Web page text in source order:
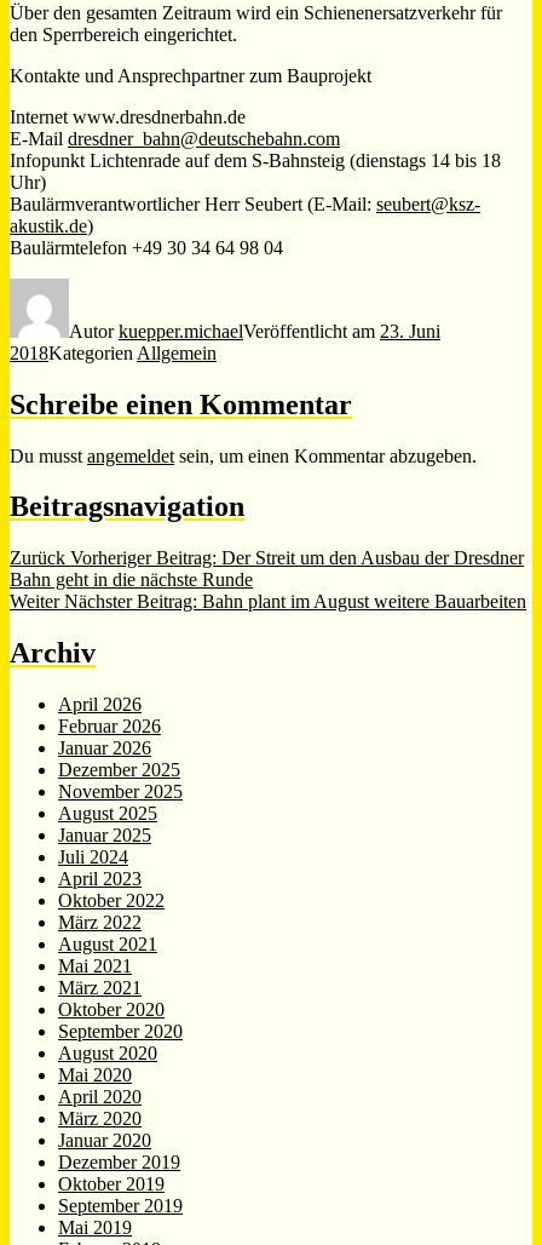
Über den gesamten Zeitraum wird ein Schienenersatzverkehr für
den Sperrbereich eingerichtet.
Kontakte und Ansprechpartner zum Bauprojekt
Internet www.dresdnerbahn.de
E-Mail dresdner_bahn@deutschebahn.com
Infopunkt Lichtenrade auf dem S-Bahnsteig (dienstags 14 bis 18
Uhr)
Baulärmverantwortlicher Herr Seubert (E-Mail: seubert@ksz-
akustik.de)
Baulärmtelefon +49 30 34 64 98 04
Autorkuepper.michaelVeröffentlicht am 23. Juni
2018Kategorien Allgemein
Schreibe einen Kommentar
Du musst angemeldet sein, um einen Kommentar abzugeben.
Beitragsnavigation
Zurück Vorheriger Beitrag: Der Streit um den Ausbau der Dresdner
Bahn geht in die nächste Runde
Weiter Nächster Beitrag: Bahn plant im August weitere Bauarbeiten
Archiv
April 2026
Februar 2026
Januar 2026
Dezember 2025
November 2025
August 2025
Januar 2025
Juli 2024
April 2023
Oktober 2022
März 2022
August 2021
Mai 2021
März 2021
Oktober 2020
September 2020
August 2020
Mai 2020
April 2020
März 2020
Januar 2020
Dezember 2019
Oktober 2019
September 2019
Mai 2019